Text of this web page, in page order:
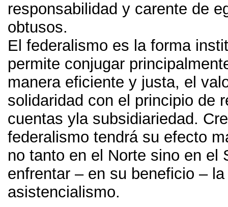
responsabilidad y carente de
obtusos.
El federalismo es la forma
permite conjugar
manera eficiente y justa, el
solidaridad con el principio de
cuentas yla subsidiariedad.
federalismo tendrá su efecto
no tanto en el Norte sino en el
enfrentar – en su beneficio –
asistencialismo.